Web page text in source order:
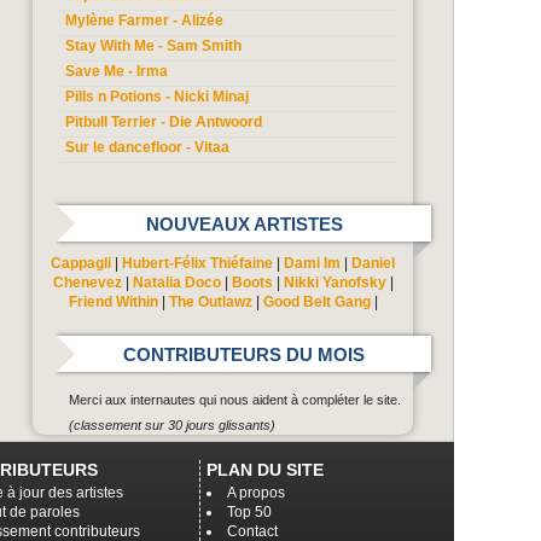
Mylène Farmer - Alizée
Stay With Me - Sam Smith
Save Me - Irma
Pills n Potions - Nicki Minaj
Pitbull Terrier - Die Antwoord
Sur le dancefloor - Vitaa
NOUVEAUX ARTISTES
Cappagli Hubert-Félix Thiéfaine Dami Im
Daniel
Chenevez| Natalia Doco| Boots Nikki Yanofsky|
Friend Within| The Outlawz| Good Belt Gang|
CONTRIBUTEURS DU MOIS
Merci aux internautes qui nous aident à compléter le site.
(classement sur 30 jours glissants)
PLAN DU SITE
A propos
Top 50
Contact
à jour des artistes
de paroles
contributeurs